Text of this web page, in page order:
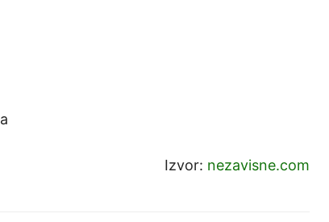
Izvor: nezavisne.com